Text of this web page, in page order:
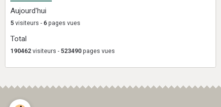
Aujourd'hui
5 visiteurs - 6 pages vues
Total
190462 visiteurs - 523490 pages vues